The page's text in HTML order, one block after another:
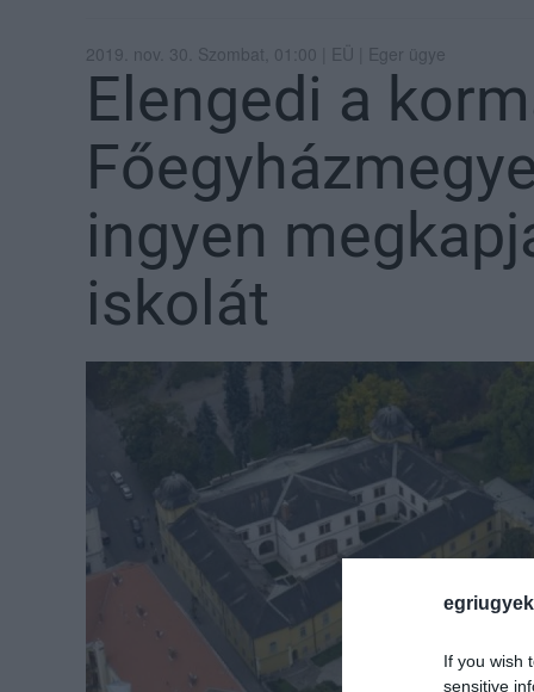
If you wish
sensitive
2019. nov. 30. Szombat, 01:00 | EÜ | Eger ügye
Elengedi a
ingyen
iskolát